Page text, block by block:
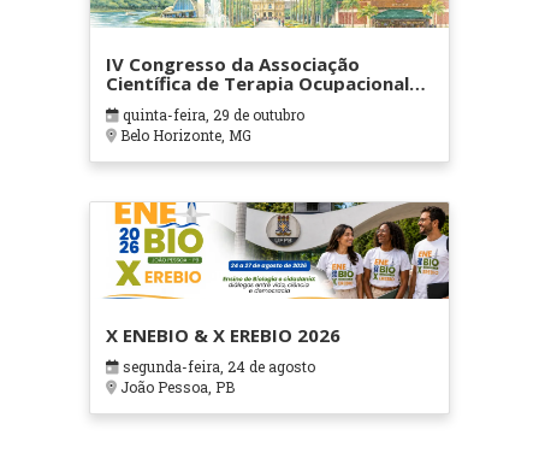
IV Congresso da Associação
Científica de Terapia Ocupacional
em Contextos Hospitalares e
Cuidados Paliativos - ATOHOSP
quinta-feira, 29 de outubro
Belo Horizonte, MG
X ENEBIO & X EREBIO 2026
segunda-feira, 24 de agosto
João Pessoa, PB